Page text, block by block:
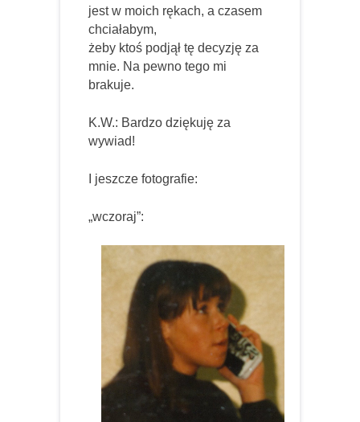
jest w moich rękach, a czasem
chciałabym,
żeby ktoś podjął tę decyzję za
mnie. Na pewno tego mi
brakuje.
K.W.: Bardzo dziękuję za
wywiad!
I jeszcze fotografie:
„wczoraj”: